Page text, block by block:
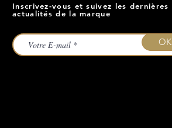
Inscrivez-vous et suivez les dernières
actualités de la marque
OK